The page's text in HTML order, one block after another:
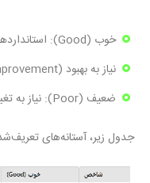
خوب (Good): استانداردهای مطلوب.
نیاز به بهبود (Needs Improvement): نیازمند بهینه‌سازی.
ضعیف (Poor): نیاز به تغییرات جدی.
جدول زیر، آستانه‌های